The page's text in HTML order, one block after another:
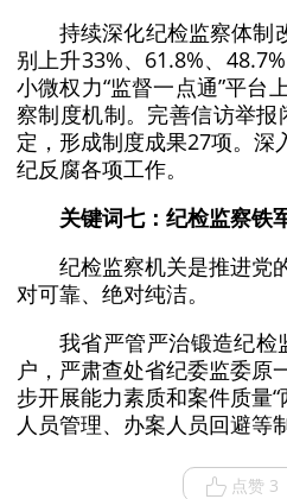
持续深化纪检监察体制
别上升33%、61.8%、
小微权力“监督一点通”平台
察制度机制。完善信访举
定，形成制度成果27项。
纪反腐各项工作。
关键词七：纪检监察铁
纪检监察机关是推进党
对可靠、绝对纯洁。
我省严管严治锻造纪
户，严肃查处省纪委监委原
步开展能力素质和案件质量
人员管理、办案人员回避等
点赞 3